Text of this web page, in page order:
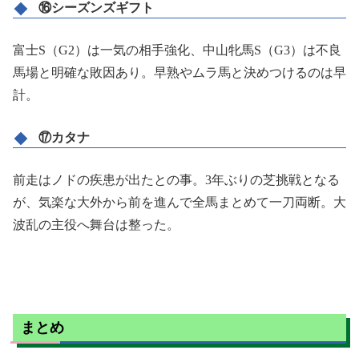
⑯シーズンズギフト
富士S（G2）は一気の相手強化、中山牝馬S（G3）は不良
馬場と明確な敗因あり。早熟やムラ馬と決めつけるのは早
計。
⑰カタナ
前走はノドの疾患が出たとの事。3年ぶりの芝挑戦となる
が、気楽な大外から前を進んで全馬まとめて一刀両断。大
波乱の主役へ舞台は整った。
まとめ